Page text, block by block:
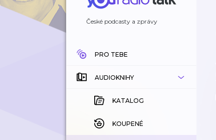
České podcasty a zprávy
PRO TEBE
AUDIOKNIHY
KATALOG
KOUPENÉ